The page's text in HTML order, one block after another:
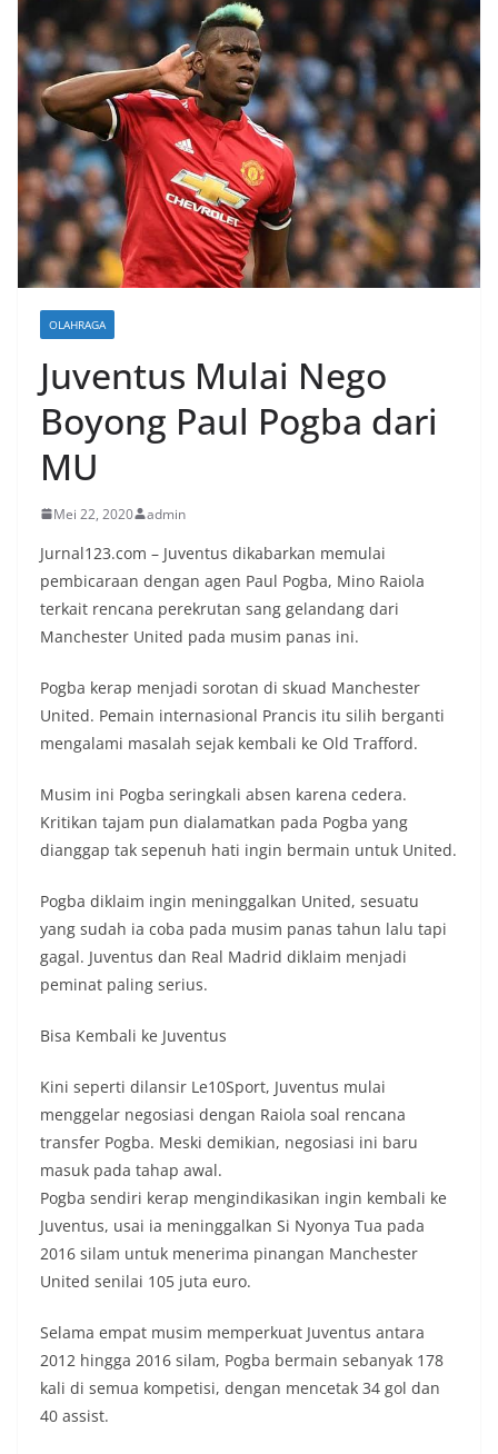
OLAHRAGA
Juventus Mulai Nego
Boyong Paul Pogba dari
MU
Mei 22, 2020 admin
Jurnal123.com – Juventus dikabarkan memulai
pembicaraan dengan agen Paul Pogba, Mino Raiola
terkait rencana perekrutan sang gelandang dari
Manchester United pada musim panas ini.
Pogba kerap menjadi sorotan di skuad Manchester
United. Pemain internasional Prancis itu silih berganti
mengalami masalah sejak kembali ke Old Trafford.
Musim ini Pogba seringkali absen karena cedera.
Kritikan tajam pun dialamatkan pada Pogba yang
dianggap tak sepenuh hati ingin bermain untuk United.
Pogba diklaim ingin meninggalkan United, sesuatu
yang sudah ia coba pada musim panas tahun lalu tapi
gagal. Juventus dan Real Madrid diklaim menjadi
peminat paling serius.
Bisa Kembali ke Juventus
Kini seperti dilansir Le10Sport, Juventus mulai
menggelar negosiasi dengan Raiola soal rencana
transfer Pogba. Meski demikian, negosiasi ini baru
masuk pada tahap awal.
Pogba sendiri kerap mengindikasikan ingin kembali ke
Juventus, usai ia meninggalkan Si Nyonya Tua pada
2016 silam untuk menerima pinangan Manchester
United senilai 105 juta euro.
Selama empat musim memperkuat Juventus antara
2012 hingga 2016 silam, Pogba bermain sebanyak 178
kali di semua kompetisi, dengan mencetak 34 gol dan
40 assist.